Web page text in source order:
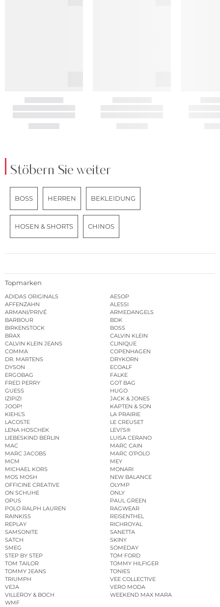
Stöbern Sie weiter
BOSS HERREN BEKLEIDUNG
HOSEN & SHORTS CHINOS
Topmarken
ADIDAS ORIGINALS
AESOP
AFFENZAHN
ALESSI
ARMANI/PRIVÉ
ARMEDANGELS
BARBOUR
BDK
BIRKENSTOCK
BOSS
BRAX
CALVIN KLEIN
CALVIN KLEIN JEANS
CLINIQUE
COMMA
COPENHAGEN
DR. MARTENS
DRYKORN
DYSON
ECOALF
ERGOBAG
FALKE
FRED PERRY
GOT BAG
GUESS
HUGO
IZIPIZI
JACK & JONES
JOOP!
KAPTEN & SON
KIEHL’S
LA PRAIRIE
LACOSTE
LE CREUSET
LENA HOSCHEK
LEVI’S®
LIEBESKIND BERLIN
LUISA CERANO
MAC
MARC CAIN
MARC JACOBS
MARC O’POLO
MCM
MEY
MICHAEL KORS
MONARI
MOS MOSH
NEW BALANCE
OFFICINE CREATIVE
OLYMP
ON SCHUHE
ONLY
OPUS
PAUL GREEN
POLO RALPH LAUREN
RAGWEAR
RAINKISS
REISENTHEL
REPLAY
RICHROYAL
SAMSONITE
SANETTA
SATCH
SKINY
SMEG
SOMEDAY
STEP BY STEP
TOM FORD
TOM TAILOR
TOMMY HILFIGER
TOMMY JEANS
TONIES
TRIUMPH
VEE COLLECTIVE
VEJA
VERO MODA
VILLEROY & BOCH
WEEKEND MAX MARA
WMF